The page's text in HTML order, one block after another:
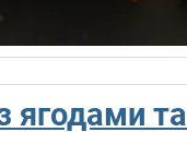
ягодами